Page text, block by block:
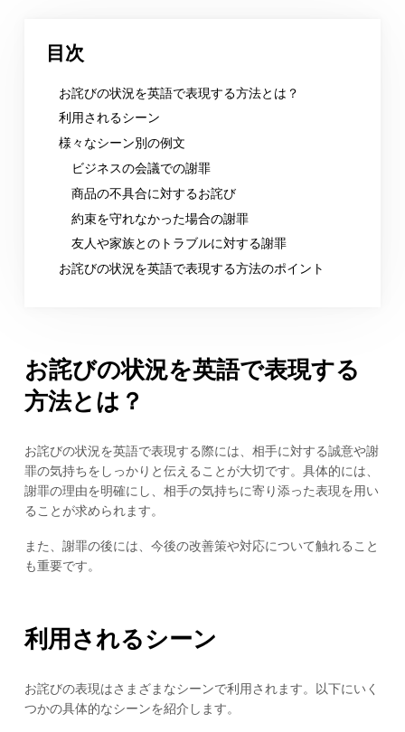
目次
お詫びの状況を英語で表現する方法とは？
利用されるシーン
様々なシーン別の例文
ビジネスの会議での謝罪
商品の不具合に対するお詫び
約束を守れなかった場合の謝罪
友人や家族とのトラブルに対する謝罪
お詫びの状況を英語で表現する方法のポイント
お詫びの状況を英語で表現する
方法とは？
お詫びの状況を英語で表現する際には、相手に対する誠意や謝
罪の気持ちをしっかりと伝えることが大切です。具体的には、
謝罪の理由を明確にし、相手の気持ちに寄り添った表現を用い
ることが求められます。
また、謝罪の後には、今後の改善策や対応について触れること
も重要です。
利用されるシーン
お詫びの表現はさまざまなシーンで利用されます。以下にいく
つかの具体的なシーンを紹介します。